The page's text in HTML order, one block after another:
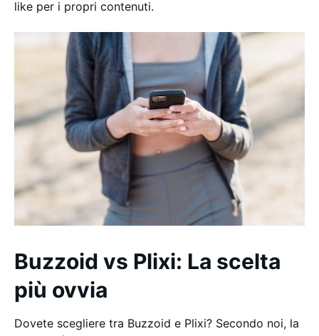
like per i propri contenuti.
Buzzoid vs Plixi: La scelta
più ovvia
Dovete scegliere tra Buzzoid e Plixi? Secondo noi, la